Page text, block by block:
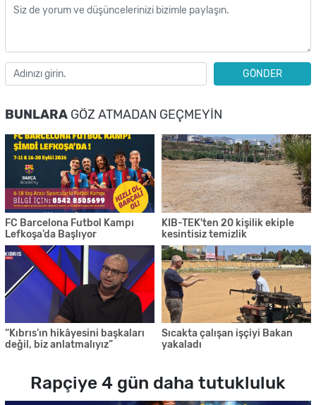
GÖNDER
BUNLARA GÖZ ATMADAN GEÇMEYIN
FC Barcelona Futbol Kampı
Lefkoşa’da Başlıyor
KIB-TEK'ten 20 kişilik ekiple
kesintisiz temizlik
“Kıbrıs’ın hikâyesini başkaları
değil, biz anlatmalıyız”
Sıcakta çalışan işçiyi Bakan
yakaladı
Rapçiye 4 gün daha tutukluluk